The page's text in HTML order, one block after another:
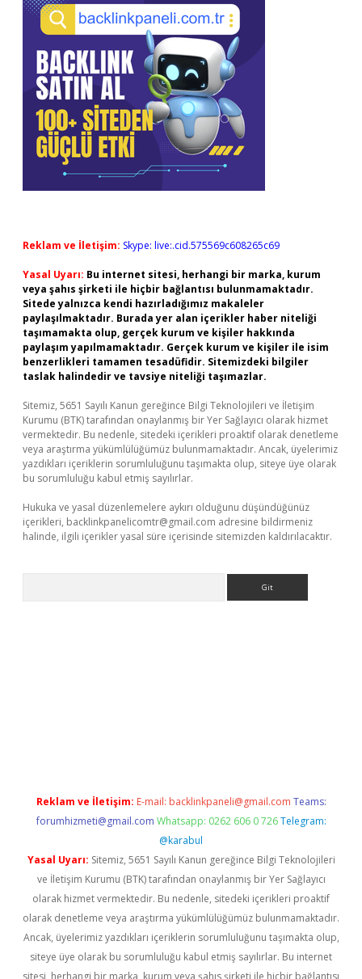
Reklam ve İletişim: Skype: live:.cid.575569c608265c69
Yasal Uyarı: Bu internet sitesi, herhangi bir marka, kurum
veya şahıs şirketi ile hiçbir bağlantısı bulunmamaktadır.
Sitede yalnızca kendi hazırladığımız makaleler
paylaşılmaktadır. Burada yer alan içerikler haber niteliği
taşımamakta olup, gerçek kurum ve kişiler hakkında
paylaşım yapılmamaktadır. Gerçek kurum ve kişiler ile isim
benzerlikleri tamamen tesadüfidir. Sitemizdeki bilgiler
taslak halindedir ve tavsiye niteliği taşımazlar.
Sitemiz, 5651 Sayılı Kanun gereğince Bilgi Teknolojileri ve İletişim
Kurumu (BTK) tarafından onaylanmış bir Yer Sağlayıcı olarak hizmet
vermektedir. Bu nedenle, sitedeki içerikleri proaktif olarak denetleme
veya araştırma yükümlülüğümüz bulunmamaktadır. Ancak, üyelerimiz
yazdıkları içeriklerin sorumluluğunu taşımakta olup, siteye üye olarak
bu sorumluluğu kabul etmiş sayılırlar.
Hukuka ve yasal düzenlemelere aykırı olduğunu düşündüğünüz
içerikleri, backlinkpanelicomtr@gmail.com adresine bildirmeniz
halinde, ilgili içerikler yasal süre içerisinde sitemizden kaldırılacaktır.
Reklam ve İletişim: E-mail: backlinkpaneli@gmail.com Teams:
forumhizmeti@gmail.com Whatsapp: 0262 606 0 726 Telegram:
@karabul
Yasal Uyarı: Sitemiz, 5651 Sayılı Kanun gereğince Bilgi Teknolojileri
ve İletişim Kurumu (BTK) tarafından onaylanmış bir Yer Sağlayıcı
olarak hizmet vermektedir. Bu nedenle, sitedeki içerikleri proaktif
olarak denetleme veya araştırma yükümlülüğümüz bulunmamaktadır.
Ancak, üyelerimiz yazdıkları içeriklerin sorumluluğunu taşımakta olup,
siteye üye olarak bu sorumluluğu kabul etmiş sayılırlar. Bu internet
sitesi, herhangi bir marka, kurum veya şahıs şirketi ile hiçbir bağlantısı